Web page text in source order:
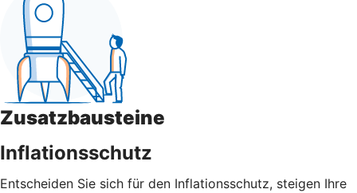
Zusatzbausteine
Inflationsschutz
Entscheiden Sie sich für den Inflationsschutz, steigen Ihre